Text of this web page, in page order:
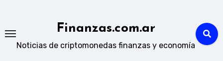
content
Finanzas.com.ar
Noticias de criptomonedas finanzas y economía